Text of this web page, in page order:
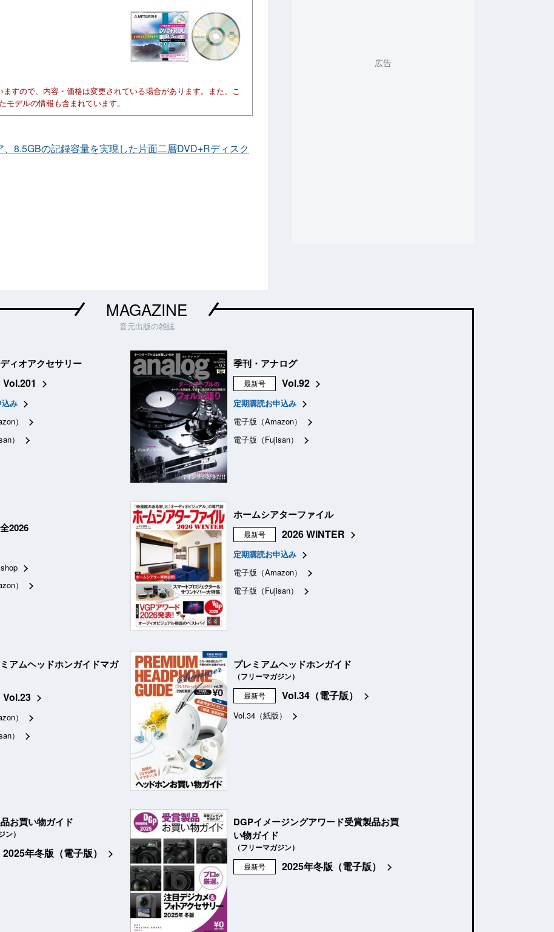
すので、内容・価格は変更されている場合があります。また、こ
デルの情報も含まれています。
8.5GBの記録容量を実現した片面二層DVD+Rディスク
MAGAZINE
音元出版の雑誌
ィオアクセサリー
Vol.201
み
）
）
季刊・アナログ
最新号 Vol.92
定期購読お申込み
電子版（Amazon）
電子版（Fujisan）
2026
）
ホームシアターファイル
最新号 2026 WINTER
定期購読お申込み
電子版（Amazon）
電子版（Fujisan）
アムヘッドホンガイドマガ
Vol.23
）
）
プレミアムヘッドホンガイド
（フリーマガジン）
最新号 Vol.34（電子版）
Vol.34（紙版）
お買い物ガイド
ン）
2025年冬版（電子版）
DGPイメージングアワード受賞製品お買
い物ガイド
（フリーマガジン）
最新号 2025年冬版（電子版）